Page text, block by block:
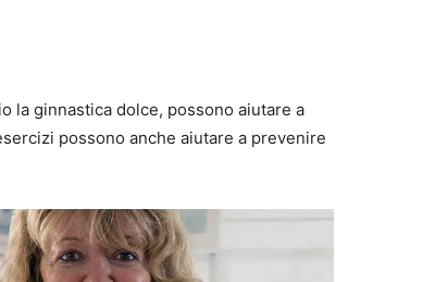
la ginnastica dolce, possono aiutare a
possono anche aiutare a prevenire